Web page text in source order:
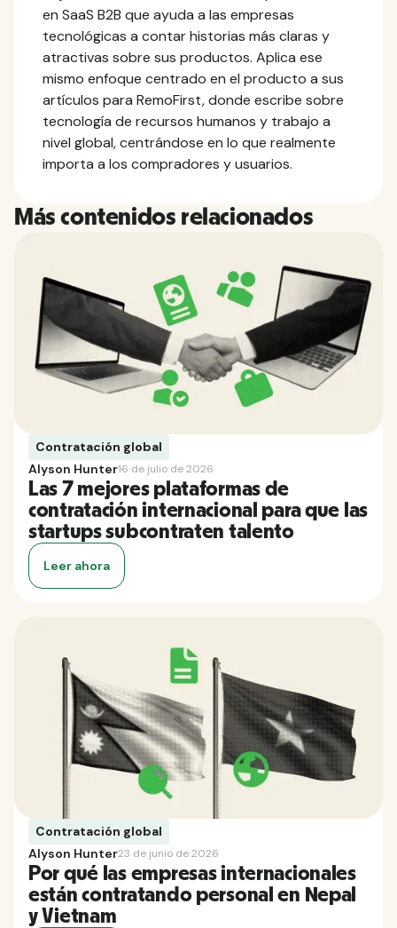
en SaaS B2B que ayuda a las empresas
tecnológicas a contar historias más claras y
atractivas sobre sus productos. Aplica ese
mismo enfoque centrado en el producto a sus
artículos para RemoFirst, donde escribe sobre
tecnología de recursos humanos y trabajo a
nivel global, centrándose en lo que realmente
importa a los compradores y usuarios.
Más contenidos relacionados
Contratación global
Alyson Hunter16 de julio de 2026
Las 7 mejores plataformas de
contratación internacional para que las
startups subcontraten talento
Leer ahora
Contratación global
Alyson Hunter23 de junio de 2026
Por qué las empresas internacionales
están contratando personal en Nepal
y Vietnam